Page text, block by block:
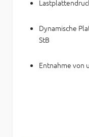
Dynamische
StB
Entnahme von